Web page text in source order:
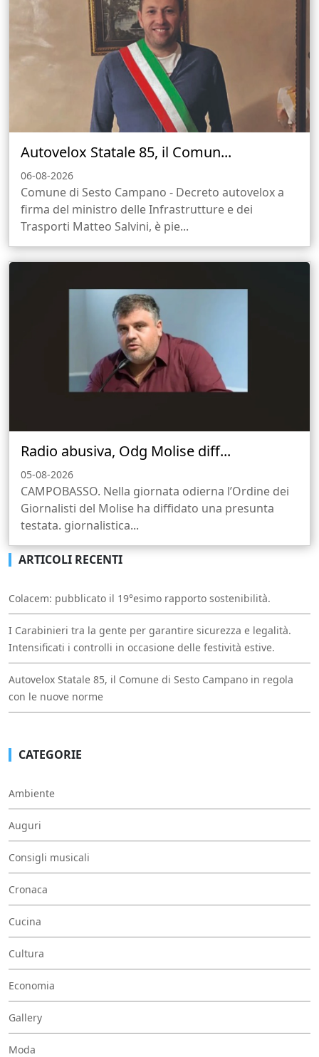
Autovelox Statale 85, il Comun...
06-08-2026
Comune di Sesto Campano - Decreto autovelox a
firma del ministro delle Infrastrutture e dei
Trasporti Matteo Salvini, è pie...
Radio abusiva, Odg Molise diff...
05-08-2026
CAMPOBASSO. Nella giornata odierna l’Ordine dei
Giornalisti del Molise ha diffidato una presunta
testata. giornalistica...
ARTICOLI RECENTI
Colacem: pubblicato il 19°esimo rapporto sostenibilità.
I Carabinieri tra la gente per garantire sicurezza e legalità.
Intensificati i controlli in occasione delle festività estive.
Autovelox Statale 85, il Comune di Sesto Campano in regola
con le nuove norme
CATEGORIE
Ambiente
Auguri
Consigli musicali
Cronaca
Cucina
Cultura
Economia
Gallery
Moda